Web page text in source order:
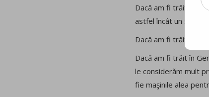
Dacă am fi trăit în
astfel încât un
Dacă am fi trăit în
Dacă am fi trăit în
le considerăm mult
fie maşinile alea